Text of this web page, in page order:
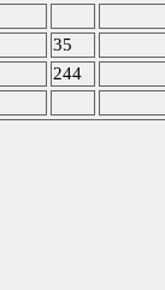
35
244